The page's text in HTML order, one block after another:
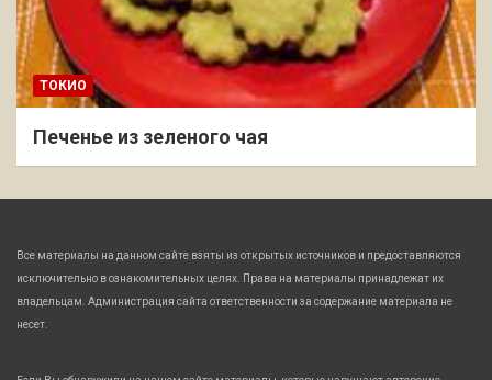
ТОКИО
Печенье из зеленого чая
Все материалы на данном сайте взяты из открытых источников и предоставляются
исключительно в ознакомительных целях. Права на материалы принадлежат их
владельцам. Администрация сайта ответственности за содержание материала не
несет.